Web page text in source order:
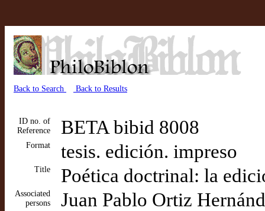
Back to Search Back to Results
ID no. of
Reference
BETA bibid 8008
Format tesis. edición. impreso
Title Poética doctrinal: la
Associated
persons
Juan Pablo Ortiz